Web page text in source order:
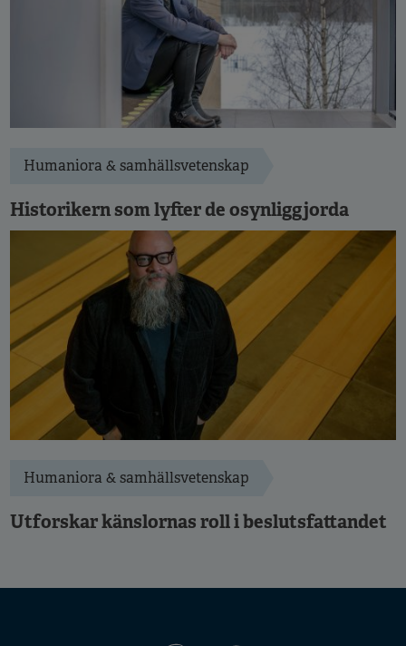
Humaniora & samhällsvetenskap
Historikern som lyfter de osynliggjorda
Humaniora & samhällsvetenskap
Utforskar känslornas roll i beslutsfattandet